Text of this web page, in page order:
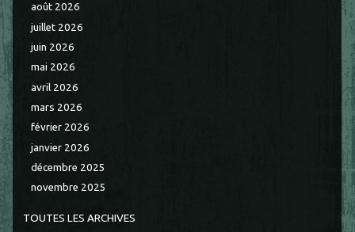
août 2026
juillet 2026
juin 2026
mai 2026
avril 2026
mars 2026
février 2026
janvier 2026
décembre 2025
novembre 2025
TOUTES LES ARCHIVES